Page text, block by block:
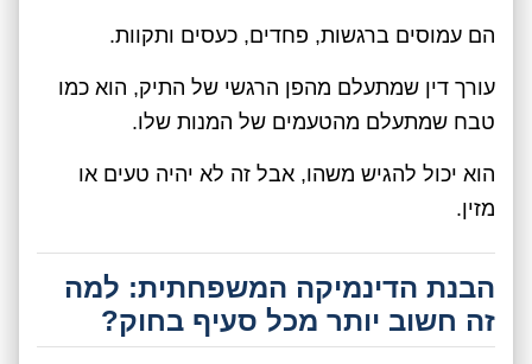
הם עמוסים ברגשות, פחדים, כעסים ותקוות.
עורך דין שמתעלם מהפן הרגשי של התיק, הוא כמו
טבח שמתעלם מהטעמים של המנות שלו.
הוא יכול להגיש משהו, אבל זה לא יהיה טעים או
מזין.
הבנת הדינמיקה המשפחתית: למה
זה חשוב יותר מכל סעיף בחוק?